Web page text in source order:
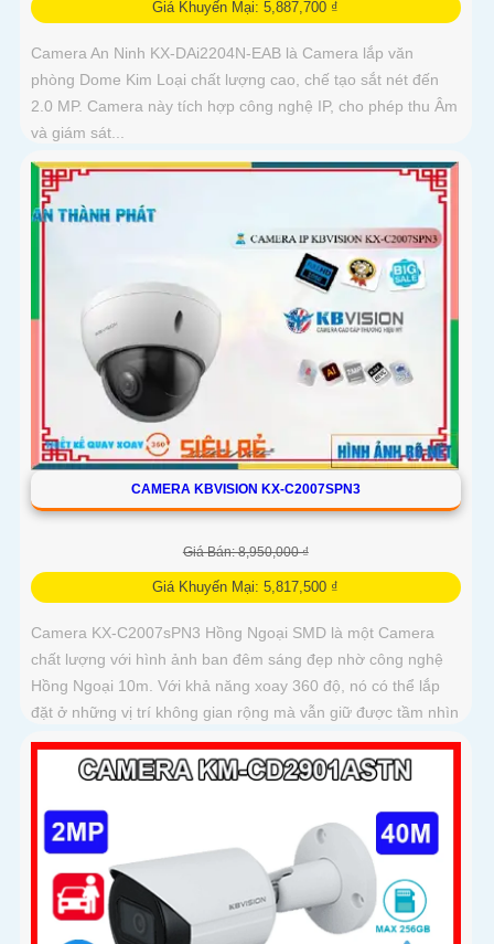
Giá Khuyến Mại: 5,887,700 ₫
Camera An Ninh KX-DAi2204N-EAB là Camera lắp văn
phòng Dome Kim Loại chất lượng cao, chế tạo sắt nét đến
2.0 MP. Camera này tích hợp công nghệ IP, cho phép thu Âm
và giám sát...
CAMERA KBVISION KX-C2007SPN3
Giá Bán: 8,950,000 ₫
Giá Khuyến Mại: 5,817,500 ₫
Camera KX-C2007sPN3 Hồng Ngoại SMD là một Camera
chất lượng với hình ảnh ban đêm sáng đẹp nhờ công nghệ
Hồng Ngoại 10m. Với khả năng xoay 360 độ, nó có thể lắp
đặt ở những vị trí không gian rộng mà vẫn giữ được tầm nhìn
rõ ràng